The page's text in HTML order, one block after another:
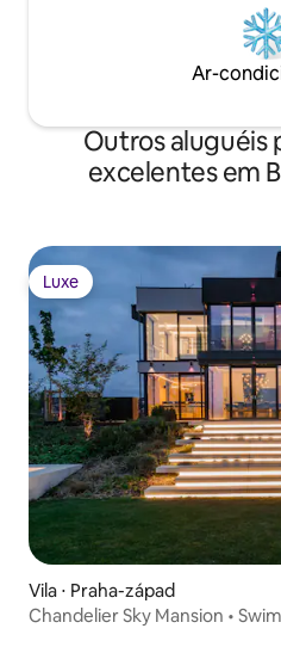
Ar-
Outros aluguéis
excelentes em
Luxe
Luxe
Vila ⋅ Praha-západ
Chandelier Sky Mansion •